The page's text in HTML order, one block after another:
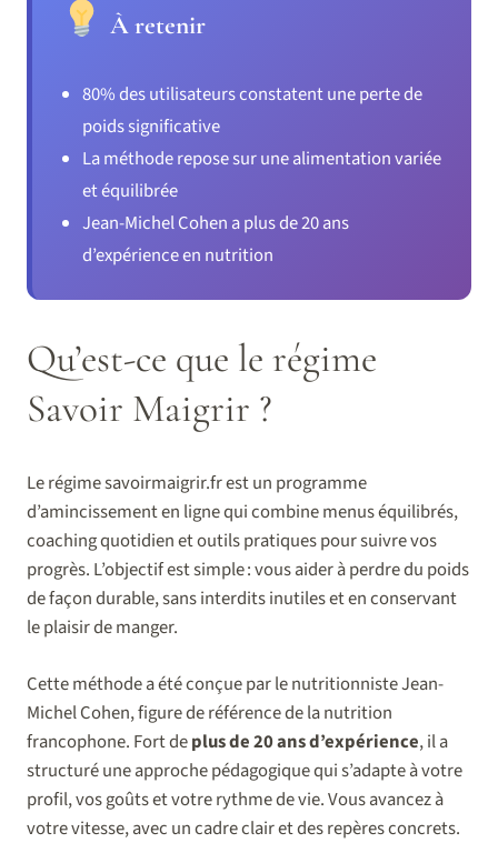
À retenir
80% des utilisateurs constatent une perte de
poids significative
La méthode repose sur une alimentation variée
et équilibrée
Jean-Michel Cohen a plus de 20 ans
d’expérience en nutrition
Qu’est-ce que le régime
Savoir Maigrir ?
Le régime savoirmaigrir.fr est un programme
d’amincissement en ligne qui combine menus équilibrés,
coaching quotidien et outils pratiques pour suivre vos
progrès. L’objectif est simple : vous aider à perdre du poids
de façon durable, sans interdits inutiles et en conservant
le plaisir de manger.
Cette méthode a été conçue par le nutritionniste Jean-
Michel Cohen, figure de référence de la nutrition
francophone. Fort deplus de 20 ans d’expérience, il a
structuré une approche pédagogique qui s’adapte à votre
profil, vos goûts et votre rythme de vie. Vous avancez à
votre vitesse, avec un cadre clair et des repères concrets.